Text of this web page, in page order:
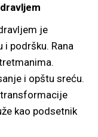
je
i podršku. Rana
i opštu sreću.
kao podsetnik